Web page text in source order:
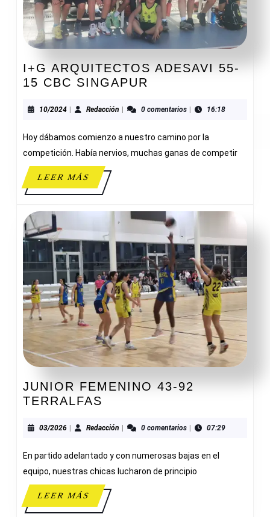
I+G ARQUITECTOS ADESAVI 55-
15 CBC SINGAPUR
ADESAVI
15
CBC
10/202410/2024Redacción Redacción0 comentarios 16:18
Hoy dábamos comienzo a nuestro camino por la
competición. Había nervios, muchas ganas de competir
LEER MÁSLEER
MÁS
JUNIOR FEMENINO 43-92
TERRALFAS
43-
TERRALFAS
03/202603/2026Redacción Redacción0 comentarios 07:29
En partido adelantado y con numerosas bajas en el
equipo, nuestras chicas lucharon de principio
LEER MÁSLEER
MÁS